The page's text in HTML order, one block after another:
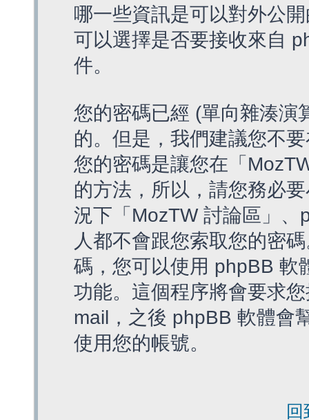
哪一些資訊是可以對外公
可以選擇是否要接收來自
件。
您的密碼已經 (單向雜湊演
的。但是，我們建議您不
您的密碼是讓您在「
的方法，所以，請您務必
況下「MozTW 討論區」
人都不會跟您索取您的密
碼，您可以使用 phpBB 軟
功能。這個程序將會要求
mail，之後 phpBB 軟體會
使用您的帳號。